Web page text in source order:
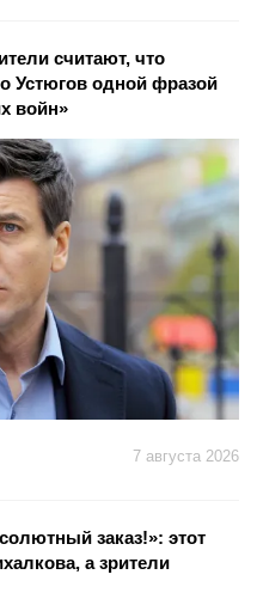
считают, что
Устюгов одной фразой
войн»
7 августа 2026
заказ!»: этот
а зрители